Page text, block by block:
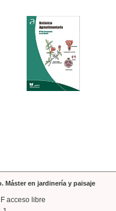
Máster en jardinería y paisaje
acceso libre